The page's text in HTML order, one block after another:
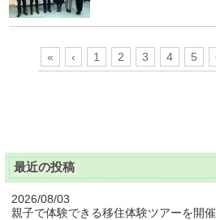
« ‹ 1 2 3 4 5
最近の投稿
2026/08/03
親子で体験できる移住体験ツアーを開催